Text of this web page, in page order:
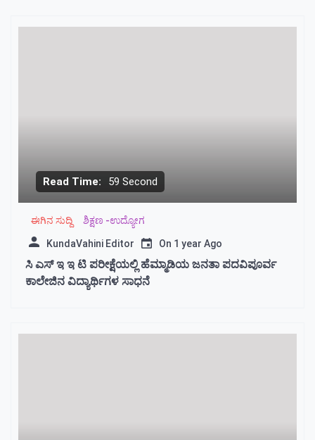
Read Time: 59 Second
ಈಗಿನ ಸುದ್ದಿ ಶಿಕ್ಷಣ -ಉದ್ಯೋಗ
KundaVahini Editor On 1 year Ago
ಸಿ ಎಸ್ ಇ ಇ ಟಿ ಪರೀಕ್ಷೆಯಲ್ಲಿ ಹೆಮ್ಮಾಡಿಯ ಜನತಾ ಪದವಿಪೂರ್ವ
ಕಾಲೇಜಿನ ವಿದ್ಯಾರ್ಥಿಗಳ ಸಾಧನೆ